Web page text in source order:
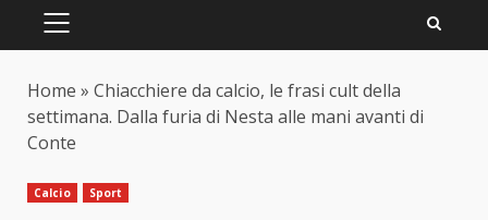
PRIMARY
Home » Chiacchiere da calcio, le frasi cult della
settimana. Dalla furia di Nesta alle mani avanti di
Conte
Calcio Sport